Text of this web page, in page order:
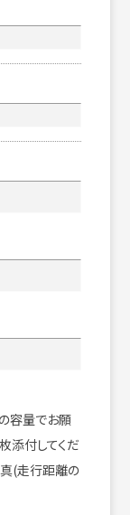
容量でお願
添付してくだ
(走行距離の